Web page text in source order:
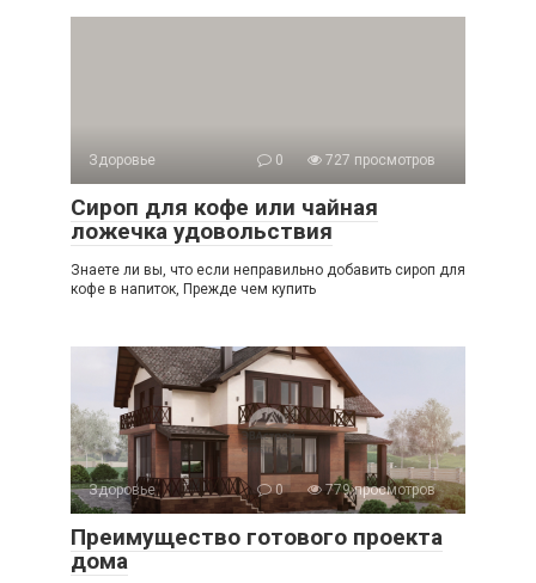
Здоровье 0 727 просмотров
Сироп для кофе или чайная
ложечка удовольствия
Знаете ли вы, что если неправильно добавить сироп для
кофе в напиток, Прежде чем купить
Здоровье 0 779 просмотров
Преимущество готового проекта
дома